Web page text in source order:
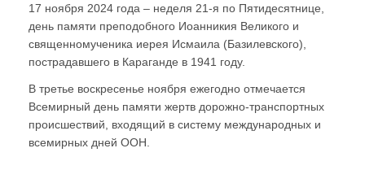
17 ноября 2024 года – неделя 21-я по Пятидесятнице,
день памяти преподобного Иоанникия Великого и
священномученика иерея Исмаила (Базилевского),
пострадавшего в Караганде в 1941 году.
В третье воскресенье ноября ежегодно отмечается
Всемирный день памяти жертв дорожно-транспортных
происшествий, входящий в систему международных и
всемирных дней ООН.